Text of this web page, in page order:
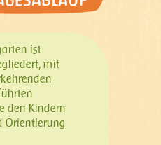
ist
mit
den Kindern
Orientierung